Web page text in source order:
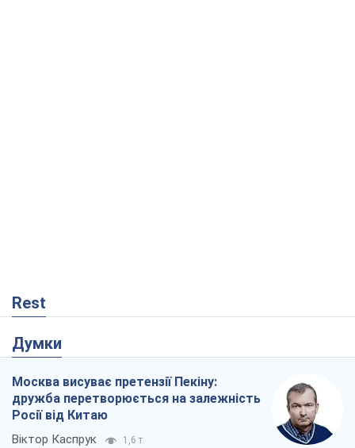
Rest
Думки
Москва висуває претензії Пекіну:
дружба перетворюється на залежність
Росії від Китаю
Віктор Каспрук 1,6 т.